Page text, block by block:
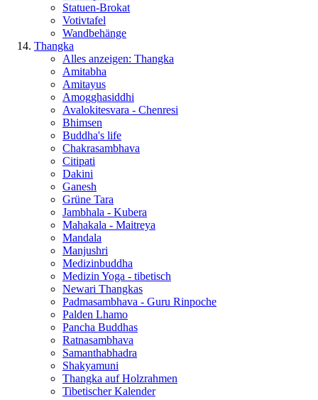
Statuen-Brokat
Votivtafel
Wandbehänge
Thangka
Alles anzeigen: Thangka
Amitabha
Amitayus
Amogghasiddhi
Avalokitesvara - Chenresi
Bhimsen
Buddha's life
Chakrasambhava
Citipati
Dakini
Ganesh
Grüne Tara
Jambhala - Kubera
Mahakala - Maitreya
Mandala
Manjushri
Medizinbuddha
Medizin Yoga - tibetisch
Newari Thangkas
Padmasambhava - Guru Rinpoche
Palden Lhamo
Pancha Buddhas
Ratnasambhava
Samanthabhadra
Shakyamuni
Thangka auf Holzrahmen
Tibetischer Kalender